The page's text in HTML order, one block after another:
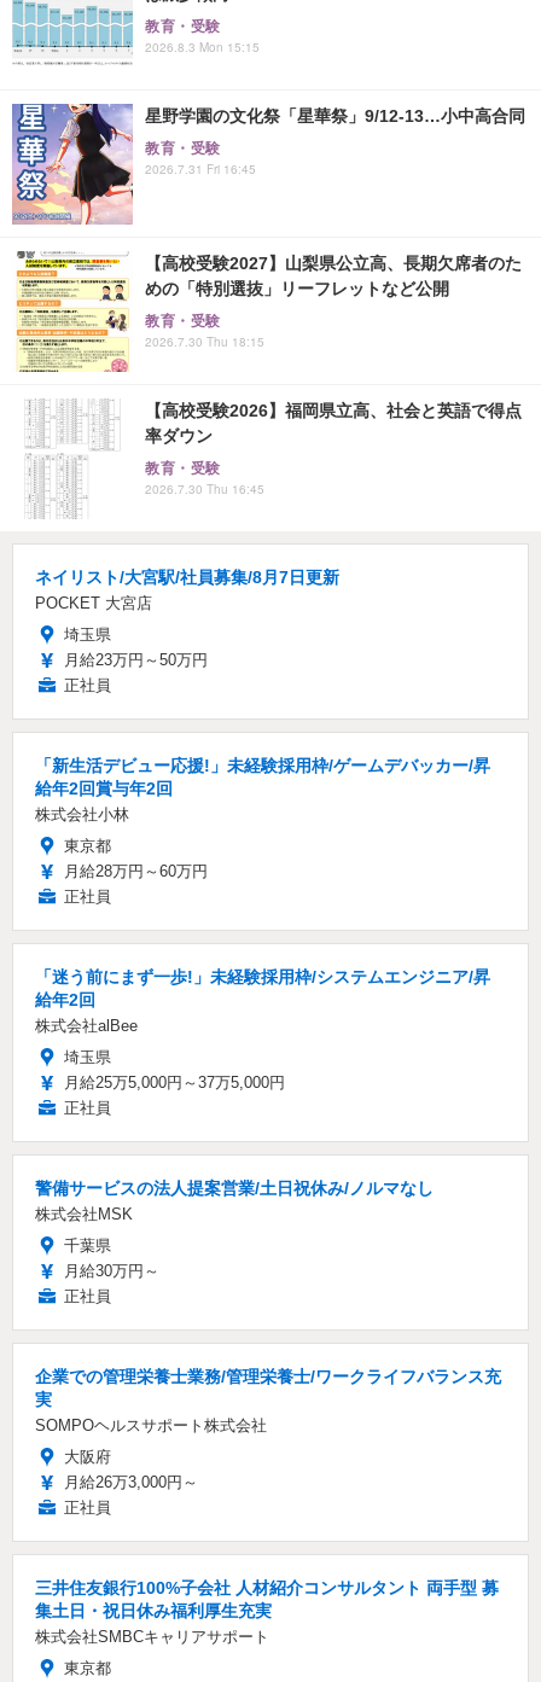
教育・受験
2026.8.3 Mon 15:15
星野学園の文化祭「星華祭」9/12-13…小中高合同
教育・受験
2026.7.31 Fri 16:45
【高校受験2027】山梨県公立高、長期欠席者のた
めの「特別選抜」リーフレットなど公開
教育・受験
2026.7.30 Thu 18:15
【高校受験2026】福岡県立高、社会と英語で得点
率ダウン
教育・受験
2026.7.30 Thu 16:45
ネイリスト/大宮駅/社員募集/8月7日更新
POCKET 大宮店
埼玉県
月給23万円～50万円
正社員
「新生活デビュー応援!」未経験採用枠/ゲームデバッカー/昇
給年2回賞与年2回
株式会社小林
東京都
月給28万円～60万円
正社員
「迷う前にまず一歩!」未経験採用枠/システムエンジニア/昇
給年2回
株式会社alBee
埼玉県
月給25万5,000円～37万5,000円
正社員
警備サービスの法人提案営業/土日祝休み/ノルマなし
株式会社MSK
千葉県
月給30万円～
正社員
企業での管理栄養士業務/管理栄養士/ワークライフバランス充
実
SOMPOヘルスサポート株式会社
大阪府
月給26万3,000円～
正社員
三井住友銀行100%子会社 人材紹介コンサルタント 両手型 募
集土日・祝日休み福利厚生充実
株式会社SMBCキャリアサポート
東京都